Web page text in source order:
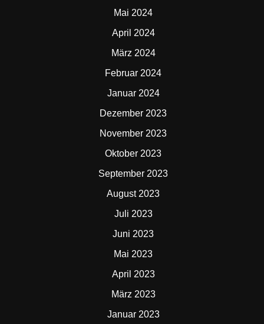
Mai 2024
April 2024
März 2024
Februar 2024
Januar 2024
Dezember 2023
November 2023
Oktober 2023
September 2023
August 2023
Juli 2023
Juni 2023
Mai 2023
April 2023
März 2023
Januar 2023